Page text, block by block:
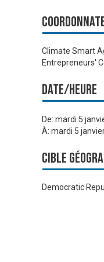
Climate Smart
Entrepreneurs'
Date/heure
De: mardi 5
À: mardi 5
Cible
Democratic